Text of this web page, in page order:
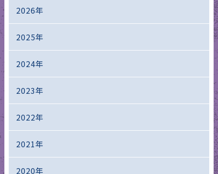
2026年
2025年
2024年
2023年
2022年
2021年
2020年